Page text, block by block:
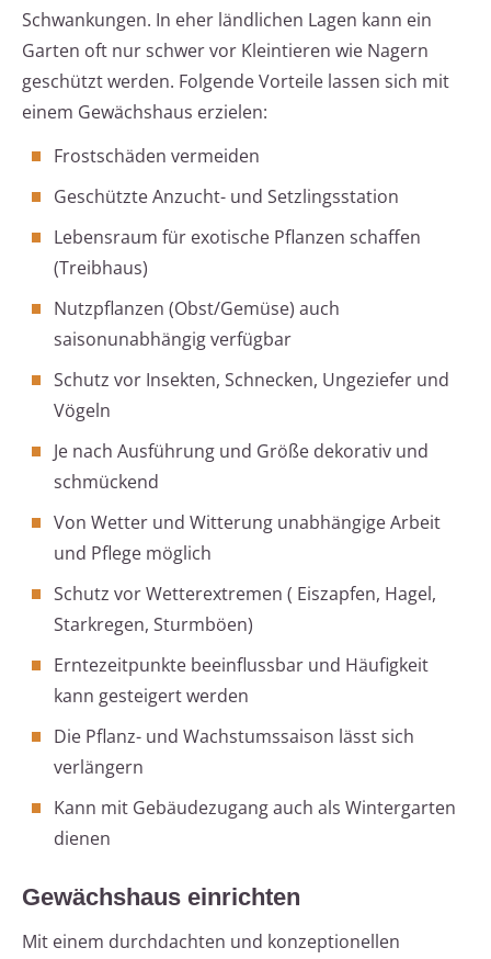
Schwankungen. In eher ländlichen Lagen kann ein
Garten oft nur schwer vor Kleintieren wie Nagern
geschützt werden. Folgende Vorteile lassen sich mit
einem Gewächshaus erzielen:
Frostschäden vermeiden
Geschützte Anzucht- und Setzlingsstation
Lebensraum für exotische Pflanzen schaffen
(Treibhaus)
Nutzpflanzen (Obst/Gemüse) auch
saisonunabhängig verfügbar
Schutz vor Insekten, Schnecken, Ungeziefer und
Vögeln
Je nach Ausführung und Größe dekorativ und
schmückend
Von Wetter und Witterung unabhängige Arbeit
und Pflege möglich
Schutz vor Wetterextremen ( Eiszapfen, Hagel,
Starkregen, Sturmböen)
Erntezeitpunkte beeinflussbar und Häufigkeit
kann gesteigert werden
Die Pflanz- und Wachstumssaison lässt sich
verlängern
Kann mit Gebäudezugang auch als Wintergarten
dienen
Gewächshaus einrichten
Mit einem durchdachten und konzeptionellen